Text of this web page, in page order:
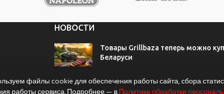
НОВОСТИ
Товары Grillbaza теперь можно
Беларуси
файлы cookie для обеспечения работы сайта, сбора